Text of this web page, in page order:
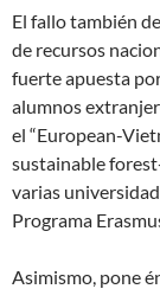
El fallo también
de recursos
fuerte apuesta
alumnos
el “European-
sustainable
varias
Programa
Asimismo, pone